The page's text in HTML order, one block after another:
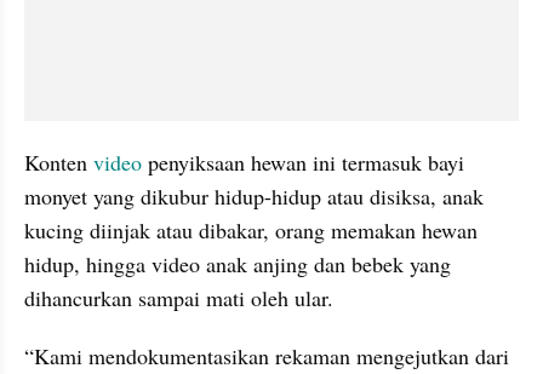
Konten video penyiksaan hewan ini termasuk bayi
monyet yang dikubur hidup-hidup atau disiksa, anak
kucing diinjak atau dibakar, orang memakan hewan
hidup, hingga video anak anjing dan bebek yang
dihancurkan sampai mati oleh ular.
“Kami mendokumentasikan rekaman mengejutkan dari